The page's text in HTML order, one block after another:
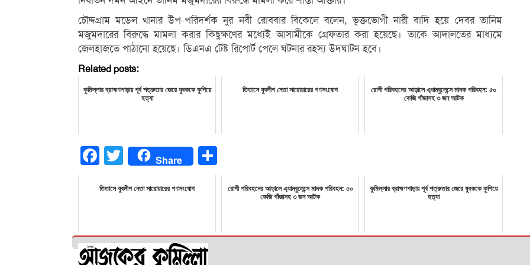
চৌদ্দগ্রাম মডেল থানার উপ-পরিদর্শক নুর নবী রোববার বিকেলে বলেন, ভুক্তভোগী নারী বাদি হয়ে দেবর তানিম
মজুমদারের বিরুদ্ধে মামলা করার কিছুক্ষণের মধ্যেই আসামীকে গ্রেফতার করা হয়েছে। তাকে আদালতের মাধ্যমে
জেলহাজতে পাঠানো হয়েছে। ডিএনএ টেষ্ট রিপোর্ট পেলে ঘটনার রহস্য উদঘাটন হবে।
Related posts:
কুমিল্লার ব্রাহ্মণপাড়ায় পূর্ব শত্রুতার জেরে যুবককে কুপিয়ে
হত্যা
তিতাসে যুবলীগ নেতা সারোয়ারের গণসংযোগ
রোগী পরিবহনের আড়ালে এ্যাম্বুলেন্সে মাদক পরিবহন: ৫০
কেজি গাঁজাসহ ৩ জন আটক
Facebook
Twitter Share
তিতাসে যুবলীগ নেতা সারোয়ারের গণসংযোগ
রোগী পরিবহনের আড়ালে এ্যাম্বুলেন্সে মাদক পরিবহন: ৫০
কেজি গাঁজাসহ ৩ জন আটক
কুমিল্লার ব্রাহ্মণপাড়ায় পূর্ব শত্রুতার জেরে যুবককে কুপিয়ে
হত্যা